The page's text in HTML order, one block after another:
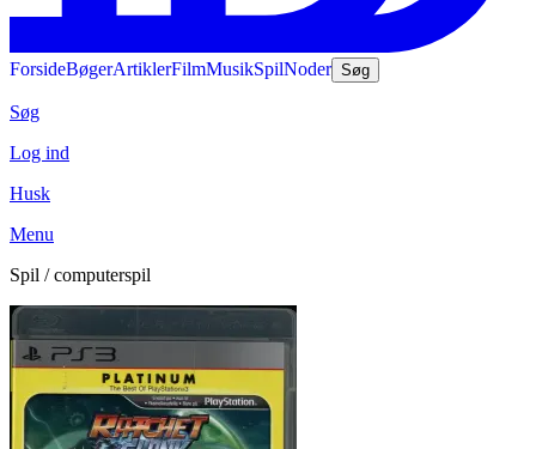
ForsideBøgerArtiklerFilmMusikSpilNoder Søg
Søg
Log ind
Husk
Menu
Spil / computerspil